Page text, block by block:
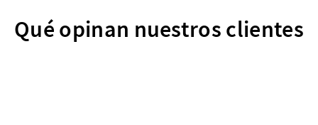
Qué opinan nuestros clientes